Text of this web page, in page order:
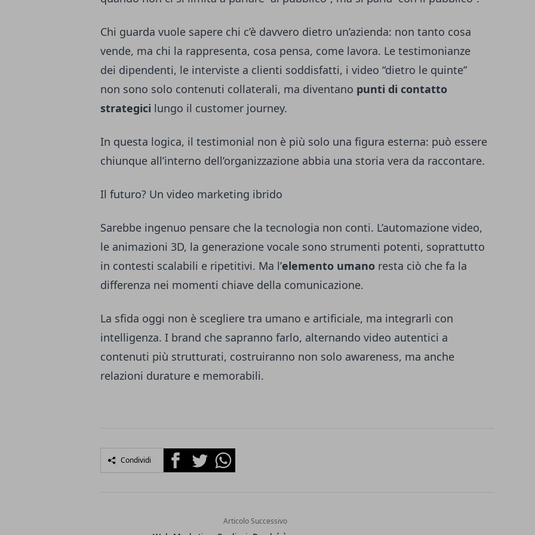
Chi guarda vuole sapere chi c’è davvero dietro un’azienda: non tanto cosa
vende, ma chi la rappresenta, cosa pensa, come lavora. Le testimonianze
dei dipendenti, le interviste a clienti soddisfatti, i video “dietro le quinte”
non sono solo contenuti collaterali, ma diventano punti di contatto
strategici lungo il customer journey.
In questa logica, il testimonial non è più solo una figura esterna: può essere
chiunque all’interno dell’organizzazione abbia una storia vera da raccontare.
Il futuro? Un video marketing ibrido
Sarebbe ingenuo pensare che la tecnologia non conti. L’automazione video,
le animazioni 3D, la generazione vocale sono strumenti potenti, soprattutto
in contesti scalabili e ripetitivi. Ma l’elemento umano resta ciò che fa la
differenza nei momenti chiave della comunicazione.
La sfida oggi non è scegliere tra umano e artificiale, ma integrarli con
intelligenza. I brand che sapranno farlo, alternando video autentici a
contenuti più strutturati, costruiranno non solo awareness, ma anche
relazioni durature e memorabili.
Condividi FacebookTwitterWhatsapp
Articolo Successivo